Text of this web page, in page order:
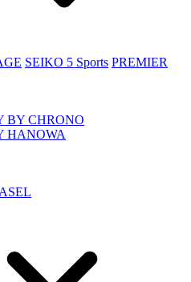
SEIKO 5 Sports PREMIER
BY CHRONO
HANOWA